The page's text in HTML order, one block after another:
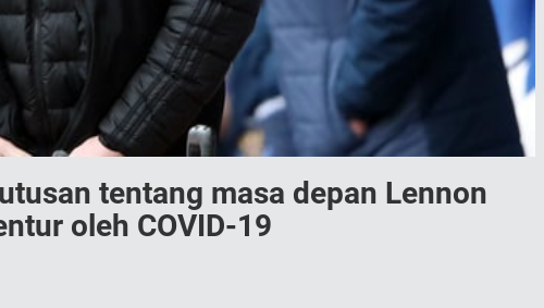
tentang masa depan Lennon
oleh COVID-19